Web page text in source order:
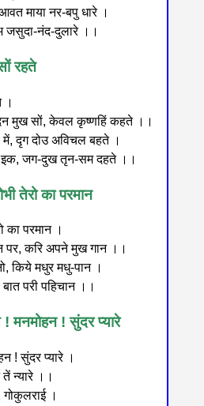
माया नर-बपु धारे ।
जसुदा-नंद-दुलारे ।।
रहते
।
मुख सों, केवल कृष्णहिं कहते ।।
दृग दोउ अविचल बहते ।
इक, जग-दुख तृन-सम दहते ।।
तेरो का परमान
का परमान ।
करि अपने मुख गान ।।
किये मधुर मधु-पान ।
परी पहिचान ।।
! मनमोहन ! सुंदर प्यारे
! सुंदर प्यारे ।
न्यारे ।।
गोकुलराई ।